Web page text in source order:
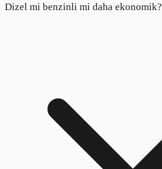
Dizel mi benzinli mi daha ekonomik?